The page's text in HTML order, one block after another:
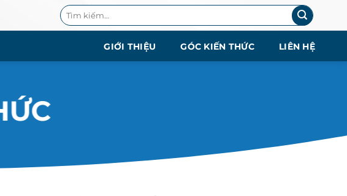
Tìm
kiếm:
GIỚI THIỆU GÓC KIẾN THỨC LIÊN HỆ